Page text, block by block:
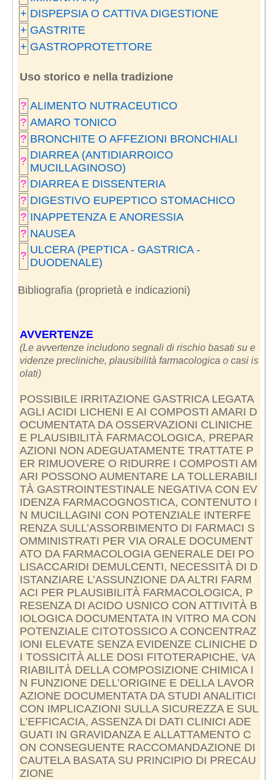
+ DISPEPSIA O CATTIVA DIGESTIONE
+ GASTRITE
+ GASTROPROTETTORE
Uso storico e nella tradizione
? ALIMENTO NUTRACEUTICO
? AMARO TONICO
? BRONCHITE O AFFEZIONI BRONCHIALI
? DIARREA (ANTIDIARROICO
MUCILLAGINOSO)
? DIARREA E DISSENTERIA
? DIGESTIVO EUPEPTICO STOMACHICO
? INAPPETENZA E ANORESSIA
? NAUSEA
? ULCERA (PEPTICA - GASTRICA -
DUODENALE)
Bibliografia (proprietà e indicazioni)
AVVERTENZE
(Le avvertenze includono segnali di rischio basati su e
videnze precliniche, plausibilità farmacologica o casi is
olati)
POSSIBILE IRRITAZIONE GASTRICA LEGATA
AGLI ACIDI LICHENI E AI COMPOSTI AMARI D
OCUMENTATA DA OSSERVAZIONI CLINICHE
E PLAUSIBILITÀ FARMACOLOGICA, PREPAR
AZIONI NON ADEGUATAMENTE TRATTATE P
ER RIMUOVERE O RIDURRE I COMPOSTI AM
ARI POSSONO AUMENTARE LA TOLLERABILI
TÀ GASTROINTESTINALE NEGATIVA CON EV
IDENZA FARMACOGNOSTICA, CONTENUTO I
N MUCILLAGINI CON POTENZIALE INTERFE
RENZA SULL’ASSORBIMENTO DI FARMACI S
OMMINISTRATI PER VIA ORALE DOCUMENT
ATO DA FARMACOLOGIA GENERALE DEI PO
LISACCARIDI DEMULCENTI, NECESSITÀ DI D
ISTANZIARE L’ASSUNZIONE DA ALTRI FARM
ACI PER PLAUSIBILITÀ FARMACOLOGICA, P
RESENZA DI ACIDO USNICO CON ATTIVITÀ B
IOLOGICA DOCUMENTATA IN VITRO MA CON
POTENZIALE CITOTOSSICO A CONCENTRAZ
IONI ELEVATE SENZA EVIDENZE CLINICHE D
I TOSSICITÀ ALLE DOSI FITOTERAPICHE, VA
RIABILITÀ DELLA COMPOSIZIONE CHIMICA I
N FUNZIONE DELL’ORIGINE E DELLA LAVOR
AZIONE DOCUMENTATA DA STUDI ANALITICI
CON IMPLICAZIONI SULLA SICUREZZA E SUL
L’EFFICACIA, ASSENZA DI DATI CLINICI ADE
GUATI IN GRAVIDANZA E ALLATTAMENTO C
ON CONSEGUENTE RACCOMANDAZIONE DI
CAUTELA BASATA SU PRINCIPIO DI PRECAU
ZIONE